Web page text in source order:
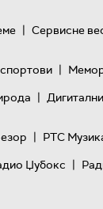
| Сервисне
|
|
| РТС
Џубокс |